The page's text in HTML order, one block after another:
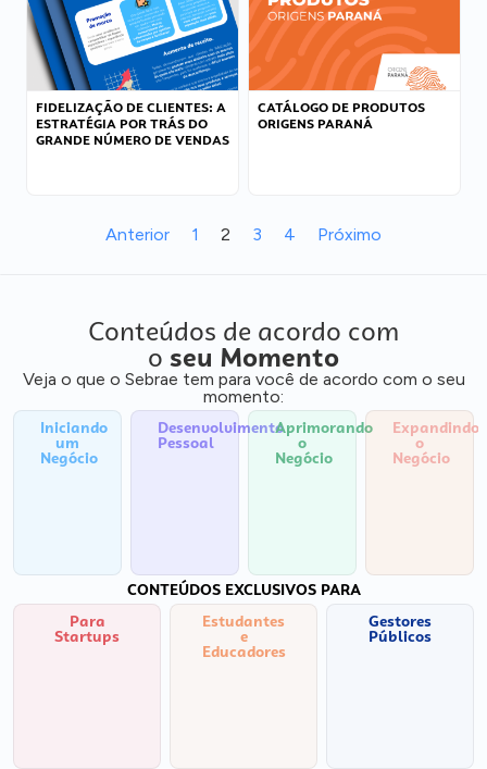
FIDELIZAÇÃO DE CLIENTES: A
ESTRATÉGIA POR TRÁS DO
GRANDE NÚMERO DE VENDAS
CATÁLOGO DE PRODUTOS
ORIGENS PARANÁ
Anterior 1 2 3 4 Próximo
Conteúdos de acordo com
o seu Momento
Veja o que o Sebrae tem para você de acordo com o seu
momento:
Iniciando
um
Negócio
Desenvolvimento
Pessoal
Aprimorando
o
Negócio
Expandindo
o
Negócio
CONTEÚDOS EXCLUSIVOS PARA
Para
Startups
Estudantes
e
Educadores
Gestores
Públicos